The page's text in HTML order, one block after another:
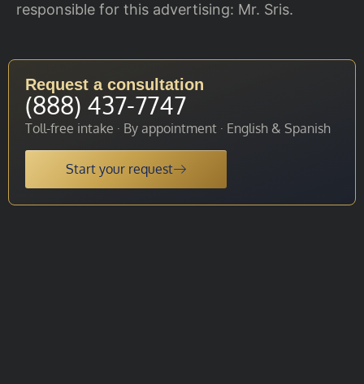
responsible for this advertising: Mr. Sris.
Request a consultation
(888) 437-7747
Toll-free intake · By appointment · English & Spanish
Start your request